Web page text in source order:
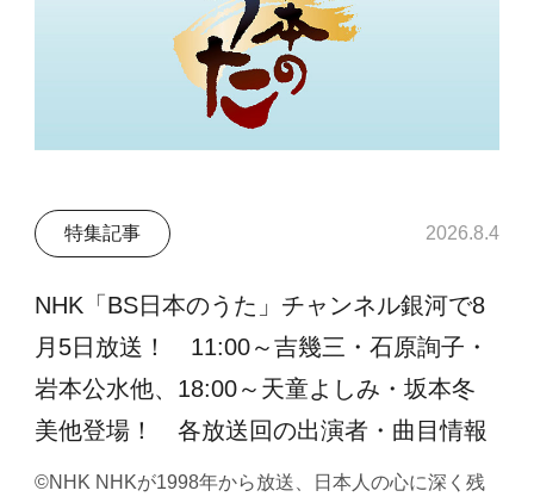
特集記事 2026.8.4
NHK「BS日本のうた」チャンネル銀河で8
月5日放送！ 11:00～吉幾三・石原詢子・
岩本公水他、18:00～天童よしみ・坂本冬
美他登場！ 各放送回の出演者・曲目情報
©NHK NHKが1998年から放送、日本人の心に深く残